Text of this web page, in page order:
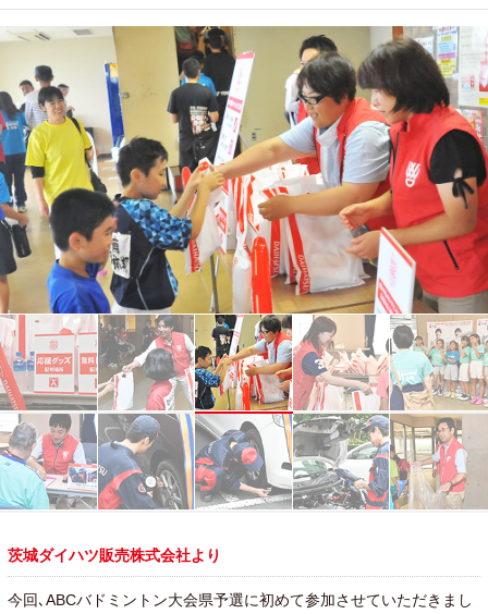
茨城ダイハツ販売株式会社より
今回､ABCバドミントン大会県予選に初めて参加させていただきまし